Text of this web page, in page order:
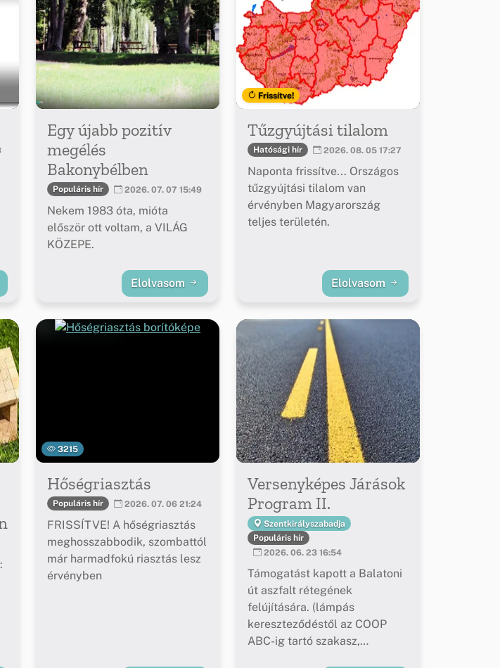
Egy újabb pozitív
megélés
Bakonybélben
Populáris hír 2026. 07. 07 15:49
Nekem 1983 óta, mióta
először ott voltam, a VILÁG
KÖZEPE.
Elolvasom
Frissítve!
Tűzgyújtási tilalom
Hatósági hír 2026. 08. 05 17:27
Naponta frissítve... Országos
tűzgyújtási tilalom van
érvényben Magyarország
teljes területén.
Elolvasom
3215
Hőségriasztás
Populáris hír 2026. 07. 06 21:24
FRISSÍTVE! A hőségriasztás
meghosszabbodik, szombattól
már harmadfokú riasztás lesz
érvényben
Versenyképes Járások
Program II.
Szentkirályszabadja
Populáris hír
2026. 06. 23 16:54
Támogatást kapott a Balatoni
út aszfalt rétegének
felújítására. (lámpás
kereszteződéstől az COOP
ABC-ig tartó szakasz,